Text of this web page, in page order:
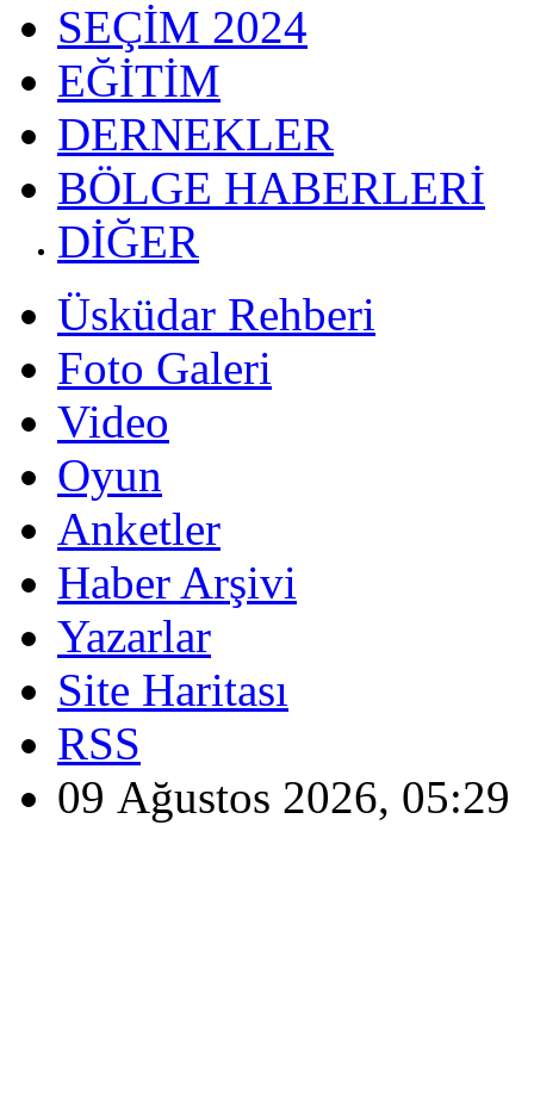
SEÇİM 2024
EĞİTİM
DERNEKLER
BÖLGE HABERLERİ
DİĞER
Üsküdar Rehberi
Foto Galeri
Video
Oyun
Anketler
Haber Arşivi
Yazarlar
Site Haritası
RSS
09 Ağustos 2026, 05:29